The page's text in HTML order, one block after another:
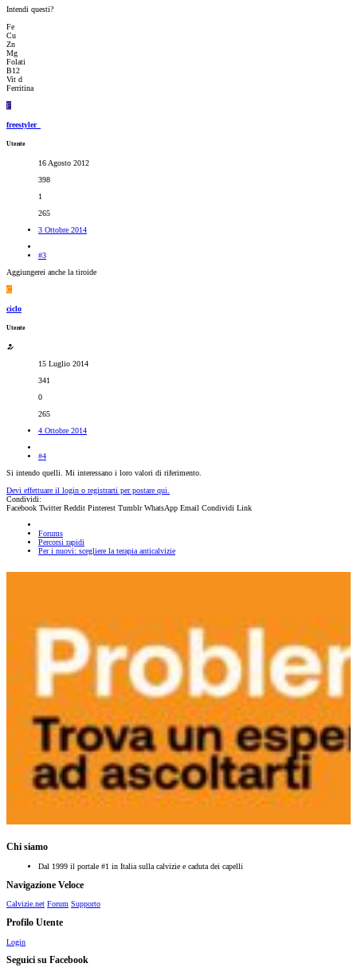
Intendi questi?
Fe
Cu
Zn
Mg
Folati
B12
Vit d
Ferritina
F
freestyler_
Utente
16 Agosto 2012
398
1
265
3 Ottobre 2014
#3
Aggiungerei anche la tiroide
C
ciclo
Utente
15 Luglio 2014
341
0
265
4 Ottobre 2014
#4
Si intendo quelli. Mi interessano i loro valori di riferimento.
Devi effettuare il login o registrarti per postare qui.
Condividi:
Facebook Twitter Reddit Pinterest Tumblr WhatsApp Email Condividi Link
Forums
Percorsi rapidi
Per i nuovi: scegliere la terapia anticalvizie
Chi siamo
Dal 1999 il portale #1 in Italia sulla calvizie e caduta dei capelli
Navigazione Veloce
Calvizie.net Forum Supporto
Profilo Utente
Login
Seguici su Facebook